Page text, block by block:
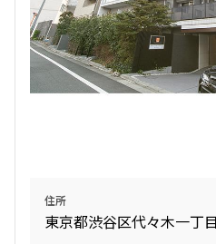
住所
東京都渋谷区代々木一丁